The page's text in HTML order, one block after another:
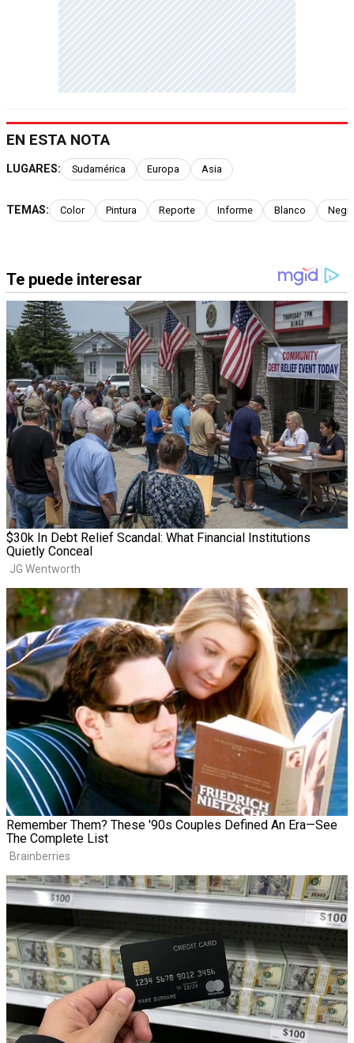
EN ESTA NOTA
LUGARES: Sudamérica Europa Asia
TEMAS: Color Pintura Reporte Informe Blanco